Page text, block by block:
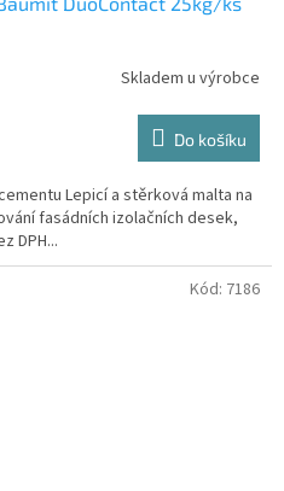
A
R
M
A
Skladem u výrobce
Do košíku
Lepicí a stěrková malta na
fasádních izolačních desek,
DPH...
Kód: 7186